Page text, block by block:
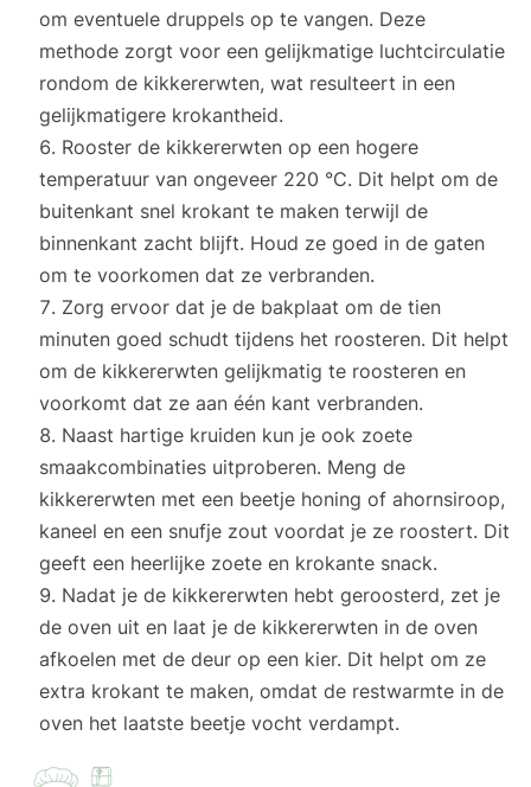
om eventuele druppels op te vangen. Deze
methode zorgt voor een gelijkmatige luchtcirculatie
rondom de kikkererwten, wat resulteert in een
gelijkmatigere krokantheid.
Rooster de kikkererwten op een hogere
temperatuur van ongeveer 220 °C. Dit helpt om de
buitenkant snel krokant te maken terwijl de
binnenkant zacht blijft. Houd ze goed in de gaten
om te voorkomen dat ze verbranden.
Zorg ervoor dat je de bakplaat om de tien
minuten goed schudt tijdens het roosteren. Dit helpt
om de kikkererwten gelijkmatig te roosteren en
voorkomt dat ze aan één kant verbranden.
Naast hartige kruiden kun je ook zoete
smaakcombinaties uitproberen. Meng de
kikkererwten met een beetje honing of ahornsiroop,
kaneel en een snufje zout voordat je ze roostert. Dit
geeft een heerlijke zoete en krokante snack.
Nadat je de kikkererwten hebt geroosterd, zet je
de oven uit en laat je de kikkererwten in de oven
afkoelen met de deur op een kier. Dit helpt om ze
extra krokant te maken, omdat de restwarmte in de
oven het laatste beetje vocht verdampt.